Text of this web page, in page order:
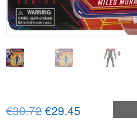
€30.72Ursprünglicher
€29.45